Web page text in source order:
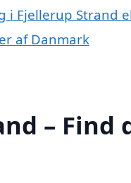
Fjellerup Strand
af Danmark
– Find